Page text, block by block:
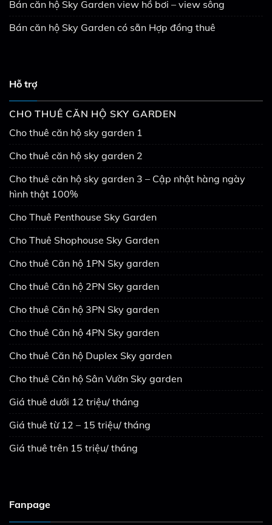
Bán căn hộ Sky Garden view hồ bơi – view sông
Bán căn hộ Sky Garden có sẵn Hợp đồng thuê
Hỗ trợ
CHO THUÊ CĂN HỘ SKY GARDEN
Cho thuê căn hộ sky garden 1
Cho thuê căn hộ sky garden 2
Cho thuê căn hộ sky garden 3 – Cập nhật hàng ngày
hình thật 100%
Cho Thuê Penthouse Sky Garden
Cho Thuê Shophouse Sky Garden
Cho thuê Căn hộ 1PN Sky garden
Cho thuê Căn hộ 2PN Sky garden
Cho thuê Căn hộ 3PN Sky garden
Cho thuê Căn hộ 4PN Sky garden
Cho thuê Căn hộ Duplex Sky garden
Cho thuê Căn hộ Sân Vườn Sky garden
Giá thuê dưới 12 triệu/ tháng
Giá thuê từ 12 – 15 triệu/ tháng
Giá thuê trên 15 triệu/ tháng
Fanpage